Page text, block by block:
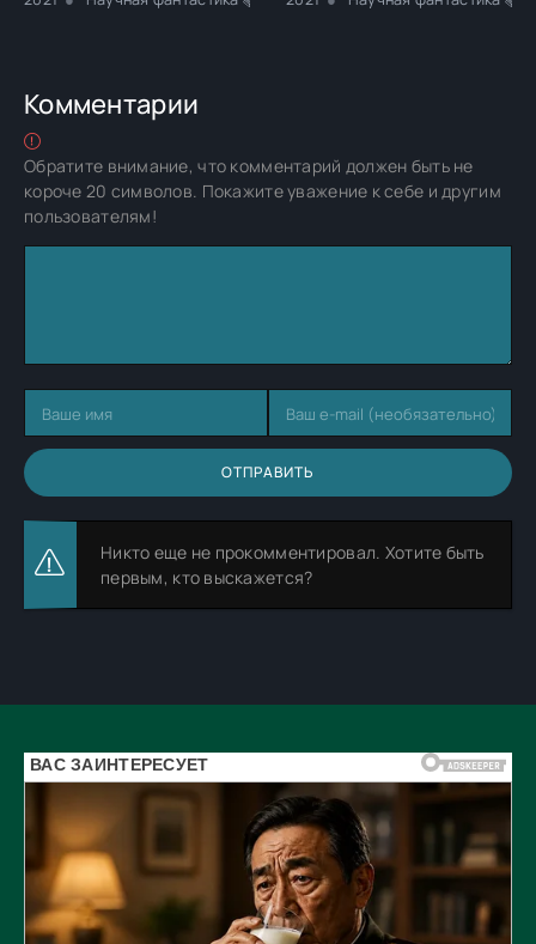
Комментарии
Обратите внимание, что комментарий должен быть не
короче 20 символов. Покажите уважение к себе и другим
пользователям!
ОТПРАВИТЬ
Никто еще не прокомментировал. Хотите быть
первым, кто выскажется?